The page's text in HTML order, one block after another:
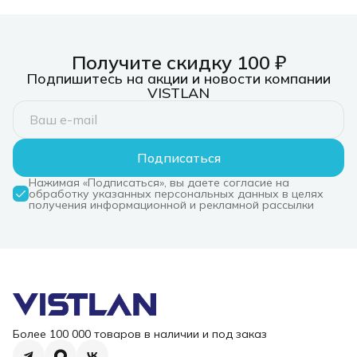
Получите скидку 100 ₽
Подпишитесь на акции и новости компании
VISTLAN
Подписаться
Нажимая «Подписаться», вы даете согласие на
обработку указанных персональных данных в целях
получения информационной и рекламной рассылки
Более 100 000 товаров в наличии и под заказ